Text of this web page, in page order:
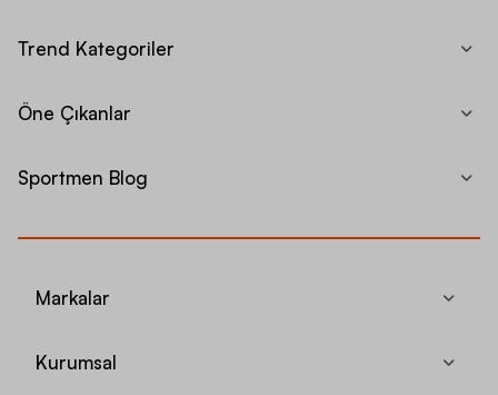
Trend Kategoriler
Öne Çıkanlar
Sportmen Blog
Markalar
Kurumsal